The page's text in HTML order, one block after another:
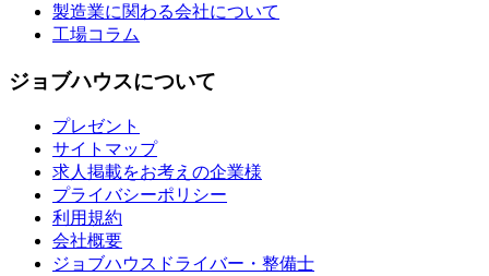
製造業に関わる会社について
工場コラム
ジョブハウスについて
プレゼント
サイトマップ
求人掲載をお考えの企業様
プライバシーポリシー
利用規約
会社概要
ジョブハウスドライバー・整備士